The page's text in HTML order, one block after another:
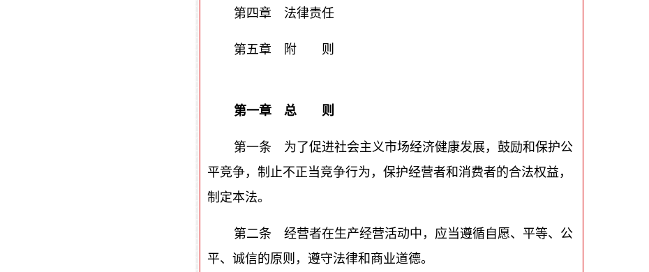
第四章 法律责任
第五章 附 则
第一章 总 则
第一条 为了促进社会主义市场经济健康发展，鼓励和保护公
平竞争，制止不正当竞争行为，保护经营者和消费者的合法权益，
制定本法。
第二条 经营者在生产经营活动中，应当遵循自愿、平等、公
平、诚信的原则，遵守法律和商业道德。